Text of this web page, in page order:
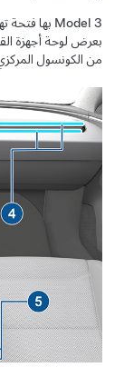
Model 3بها فتحة
بعرض لوحة أجهزة
من الكونسول المركزي